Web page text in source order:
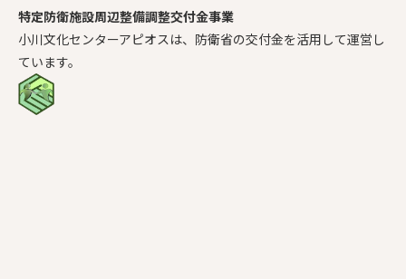
特定防衛施設周辺整備調整交付金事業
小川文化センターアピオスは、防衛省の交付金を活用して運営し
ています。